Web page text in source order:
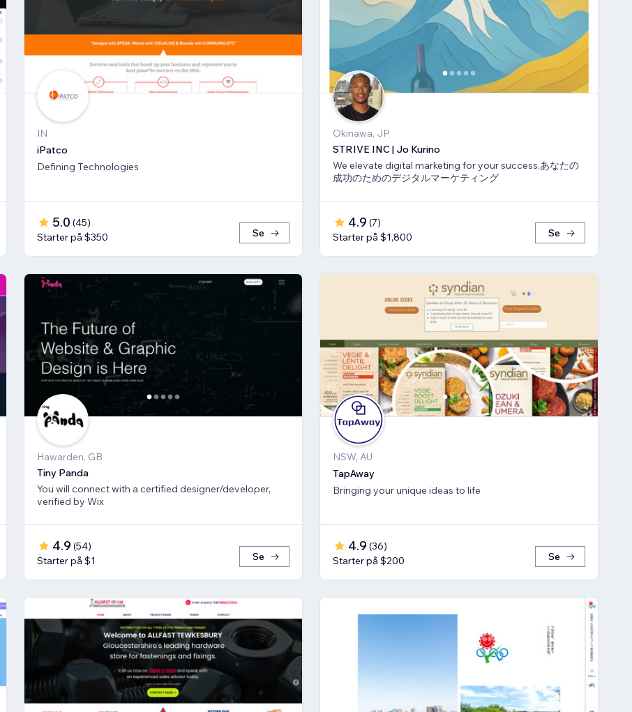
IN
iPatco
Defining Technologies
5.0 (45)
Starter på $350
Se
Okinawa, JP
STRIVE INC | Jo Kurino
We elevate digital marketing for your success.あなたの
成功のためのデジタルマーケティング
4.9 (7)
Starter på $1,800
Se
Hawarden, GB
Tiny Panda
You will connect with a certified designer/developer,
verified by Wix
4.9 (54)
Starter på $1
Se
NSW, AU
TapAway
Bringing your unique ideas to life
4.9 (36)
Starter på $200
Se